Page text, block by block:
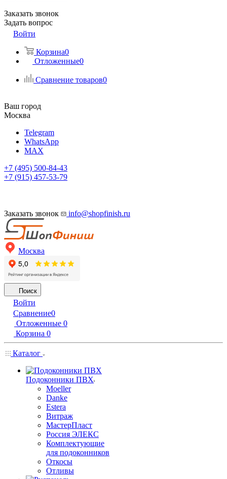
Заказать звонок
Задать вопрос
Войти
Корзина0
Отложенные0
Сравнение товаров0
Ваш город
Москва
Telegram
WhatsApp
MAX
+7 (495) 500-84-43
+7 (915) 457-53-79
Заказать звонок info@shopfinish.ru
Москва
Поиск
Войти
Сравнение0
Отложенные 0
Корзина 0
Каталог
Подоконники ПВХ
Moeller
Danke
Estera
Витраж
МастерПласт
Россия ЭЛЕКС
Комплектующие
для подоконников
Откосы
Отливы